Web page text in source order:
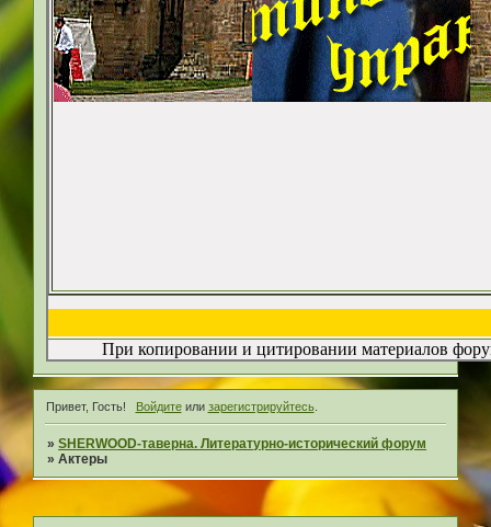
При копировании и цитировании материалов
Привет, Гость! Войдитеили зарегистрируйтесь.
»SHERWOOD-таверна. Литературно-исторический форум
»Актеры